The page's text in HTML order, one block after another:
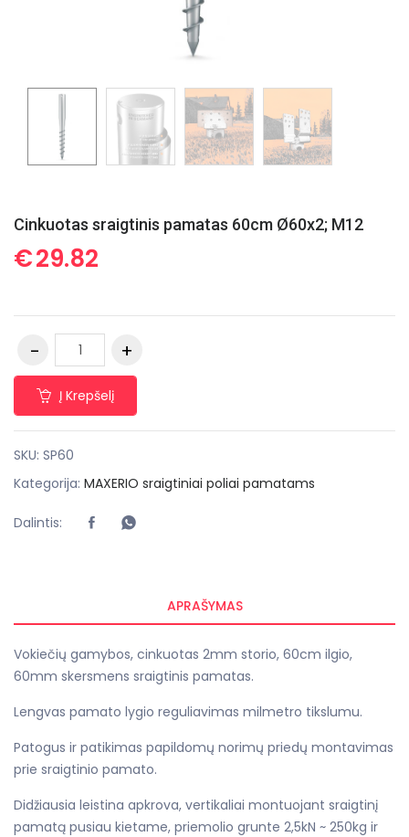
Cinkuotas sraigtinis pamatas 60cm Ø60x2; M12
€29.82
Į Krepšelį
SKU: SP60
Kategorija: MAXERIO sraigtiniai poliai pamatams
Dalintis:
APRAŠYMAS
Vokiečių gamybos, cinkuotas 2mm storio, 60cm ilgio,
60mm skersmens sraigtinis pamatas.
Lengvas pamato lygio reguliavimas milmetro tikslumu.
Patogus ir patikimas papildomų norimų priedų montavimas
prie sraigtinio pamato.
Didžiausia leistina apkrova, vertikaliai montuojant sraigtinį
pamatą pusiau kietame, priemolio grunte 2,5kN ~ 250kg ir